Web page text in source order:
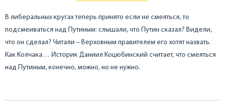
В либеральных кругах теперь принято если не смеяться, то
подсмеиваться над Путиным: слышали, что Путин сказал? Видели,
что он сделал? Читали – Верховным правителем его хотят назвать.
Как Колчака… Историк Даниил Коцюбинский считает, что смеяться
над Путиным, конечно, можно, но не нужно.